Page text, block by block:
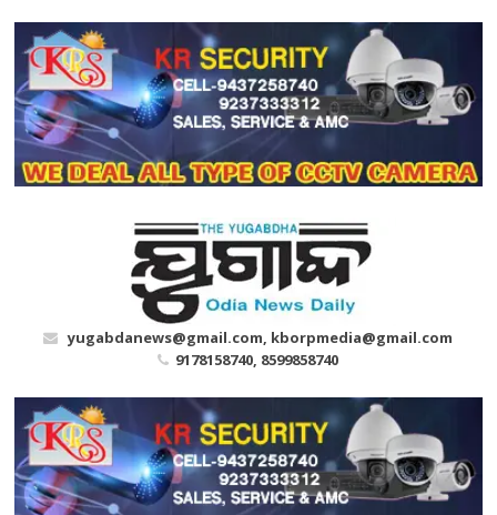
content
yugabdanews@gmail.com, kborpmedia@gmail.com
9178158740, 8599858740